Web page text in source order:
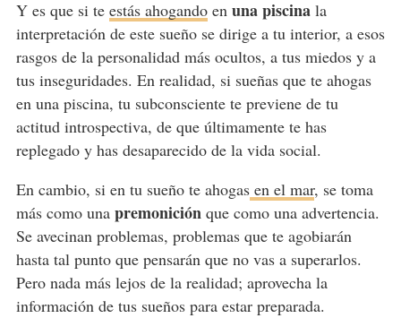
Y es que si te estás ahogandoen una piscinala
interpretación de este sueño se dirige a tu interior, a esos
rasgos de la personalidad más ocultos, a tus miedos y a
tus inseguridades. En realidad, si sueñas que te ahogas
en una piscina, tu subconsciente te previene de tu
actitud introspectiva, de que últimamente te has
replegado y has desaparecido de la vida social.
En cambio, si en tu sueño te ahogasen el mar, se toma
más como una premoniciónque como una advertencia.
Se avecinan problemas, problemas que te agobiarán
hasta tal punto que pensarán que no vas a superarlos.
Pero nada más lejos de la realidad; aprovecha la
información de tus sueños para estar preparada.